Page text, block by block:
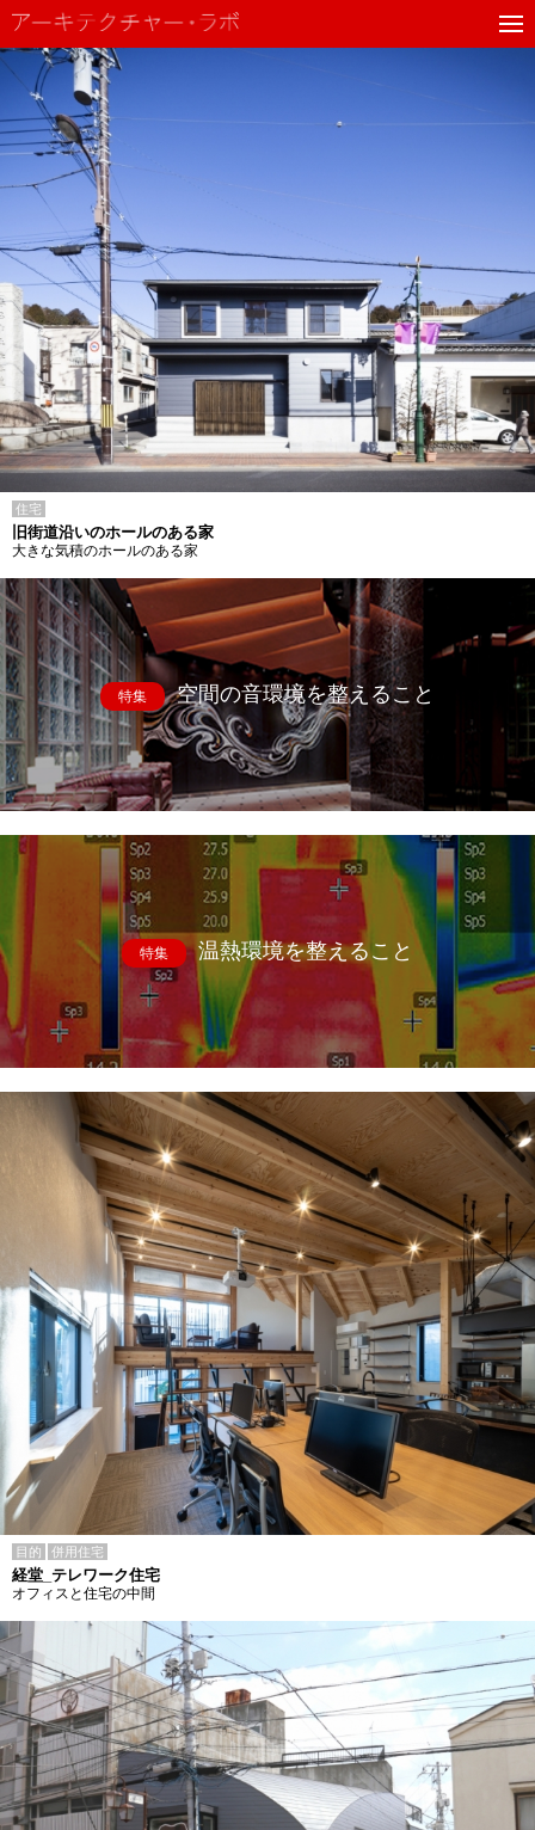
住宅
旧街道沿いのホールのある家
大きな気積のホールのある家
特集 空間の音環境を整えること
特集 温熱環境を整えること
目的 併用住宅
経堂_テレワーク住宅
オフィスと住宅の中間